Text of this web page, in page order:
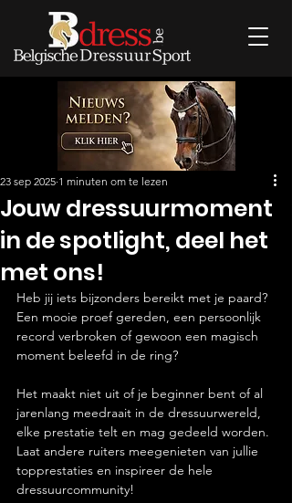
Jouw dressuurmoment
in de spotlight, deel het
met ons!
23 sep 2025 1 minuten om te lezen
Heb jij iets bijzonders bereikt met je paard?
Een mooie proef gereden, een persoonlijk
record verbroken of gewoon een magisch
moment beleefd in de ring?
Het maakt niet uit of je beginner bent of al
jarenlang meedraait in de dressuurwereld,
elke prestatie telt en mag gedeeld worden.
Laat andere ruiters meegenieten van jullie
topprestaties en inspireer de hele
dressuurcommunity!